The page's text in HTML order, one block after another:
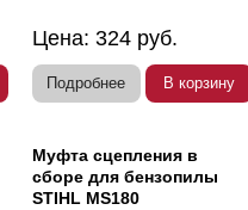
Цена:324 руб.
Подробнее В корзину
Муфта сцепления в
сборе для бензопилы
STIHL MS180